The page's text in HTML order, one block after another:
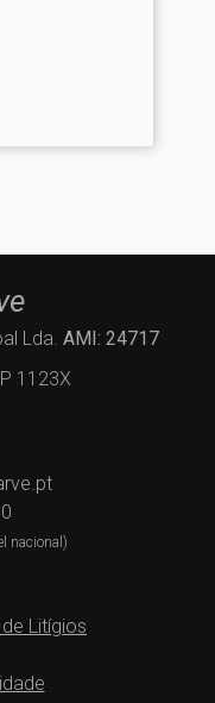
Lda. AMI: 24717
1123X
nacional)
Litígios